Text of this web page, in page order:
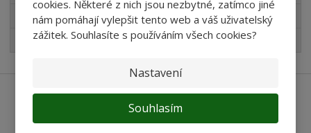
cookies. Některé z nich jsou nezbytné, zatímco jiné
nám pomáhají vylepšit tento web a váš uživatelský
zážitek. Souhlasíte s používáním všech cookies?
Nastavení
Souhlasím
Pro děti
Nejprodávanější
Ať vám nic neunikne